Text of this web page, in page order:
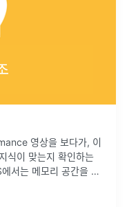
영상을 보다가, 이
식이 맞는지 확인하는
서는 메모리 공간을 할